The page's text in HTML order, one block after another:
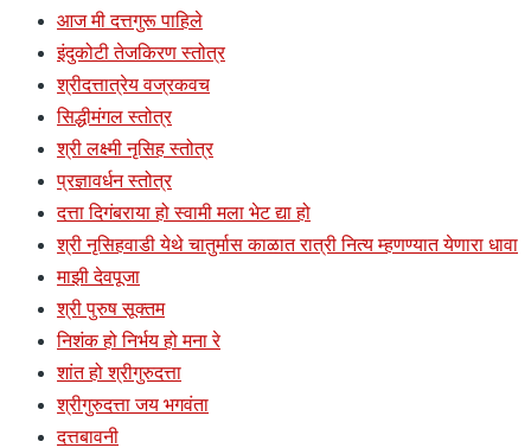
आज मी दत्तगुरू पाहिले
इंदुकोटी तेजकिरण स्तोत्र
श्रीदत्तात्रेय वज्रकवच
सिद्धीमंगल स्तोत्र
श्री लक्ष्मी नृसिह स्तोत्र
प्रज्ञावर्धन स्तोत्र
दत्ता दिगंबराया हो स्वामी मला भेट द्या हो
श्री नृसिहवाडी येथे चातुर्मास काळात रात्री नित्य म्हणण्यात येणारा धावा
माझी देवपूजा
श्री पुरुष सूक्तम
निशंक हो निर्भय हो मना रे
शांत हो श्रीगुरुदत्ता
श्रीगुरुदत्ता जय भगवंता
दत्तबावनी